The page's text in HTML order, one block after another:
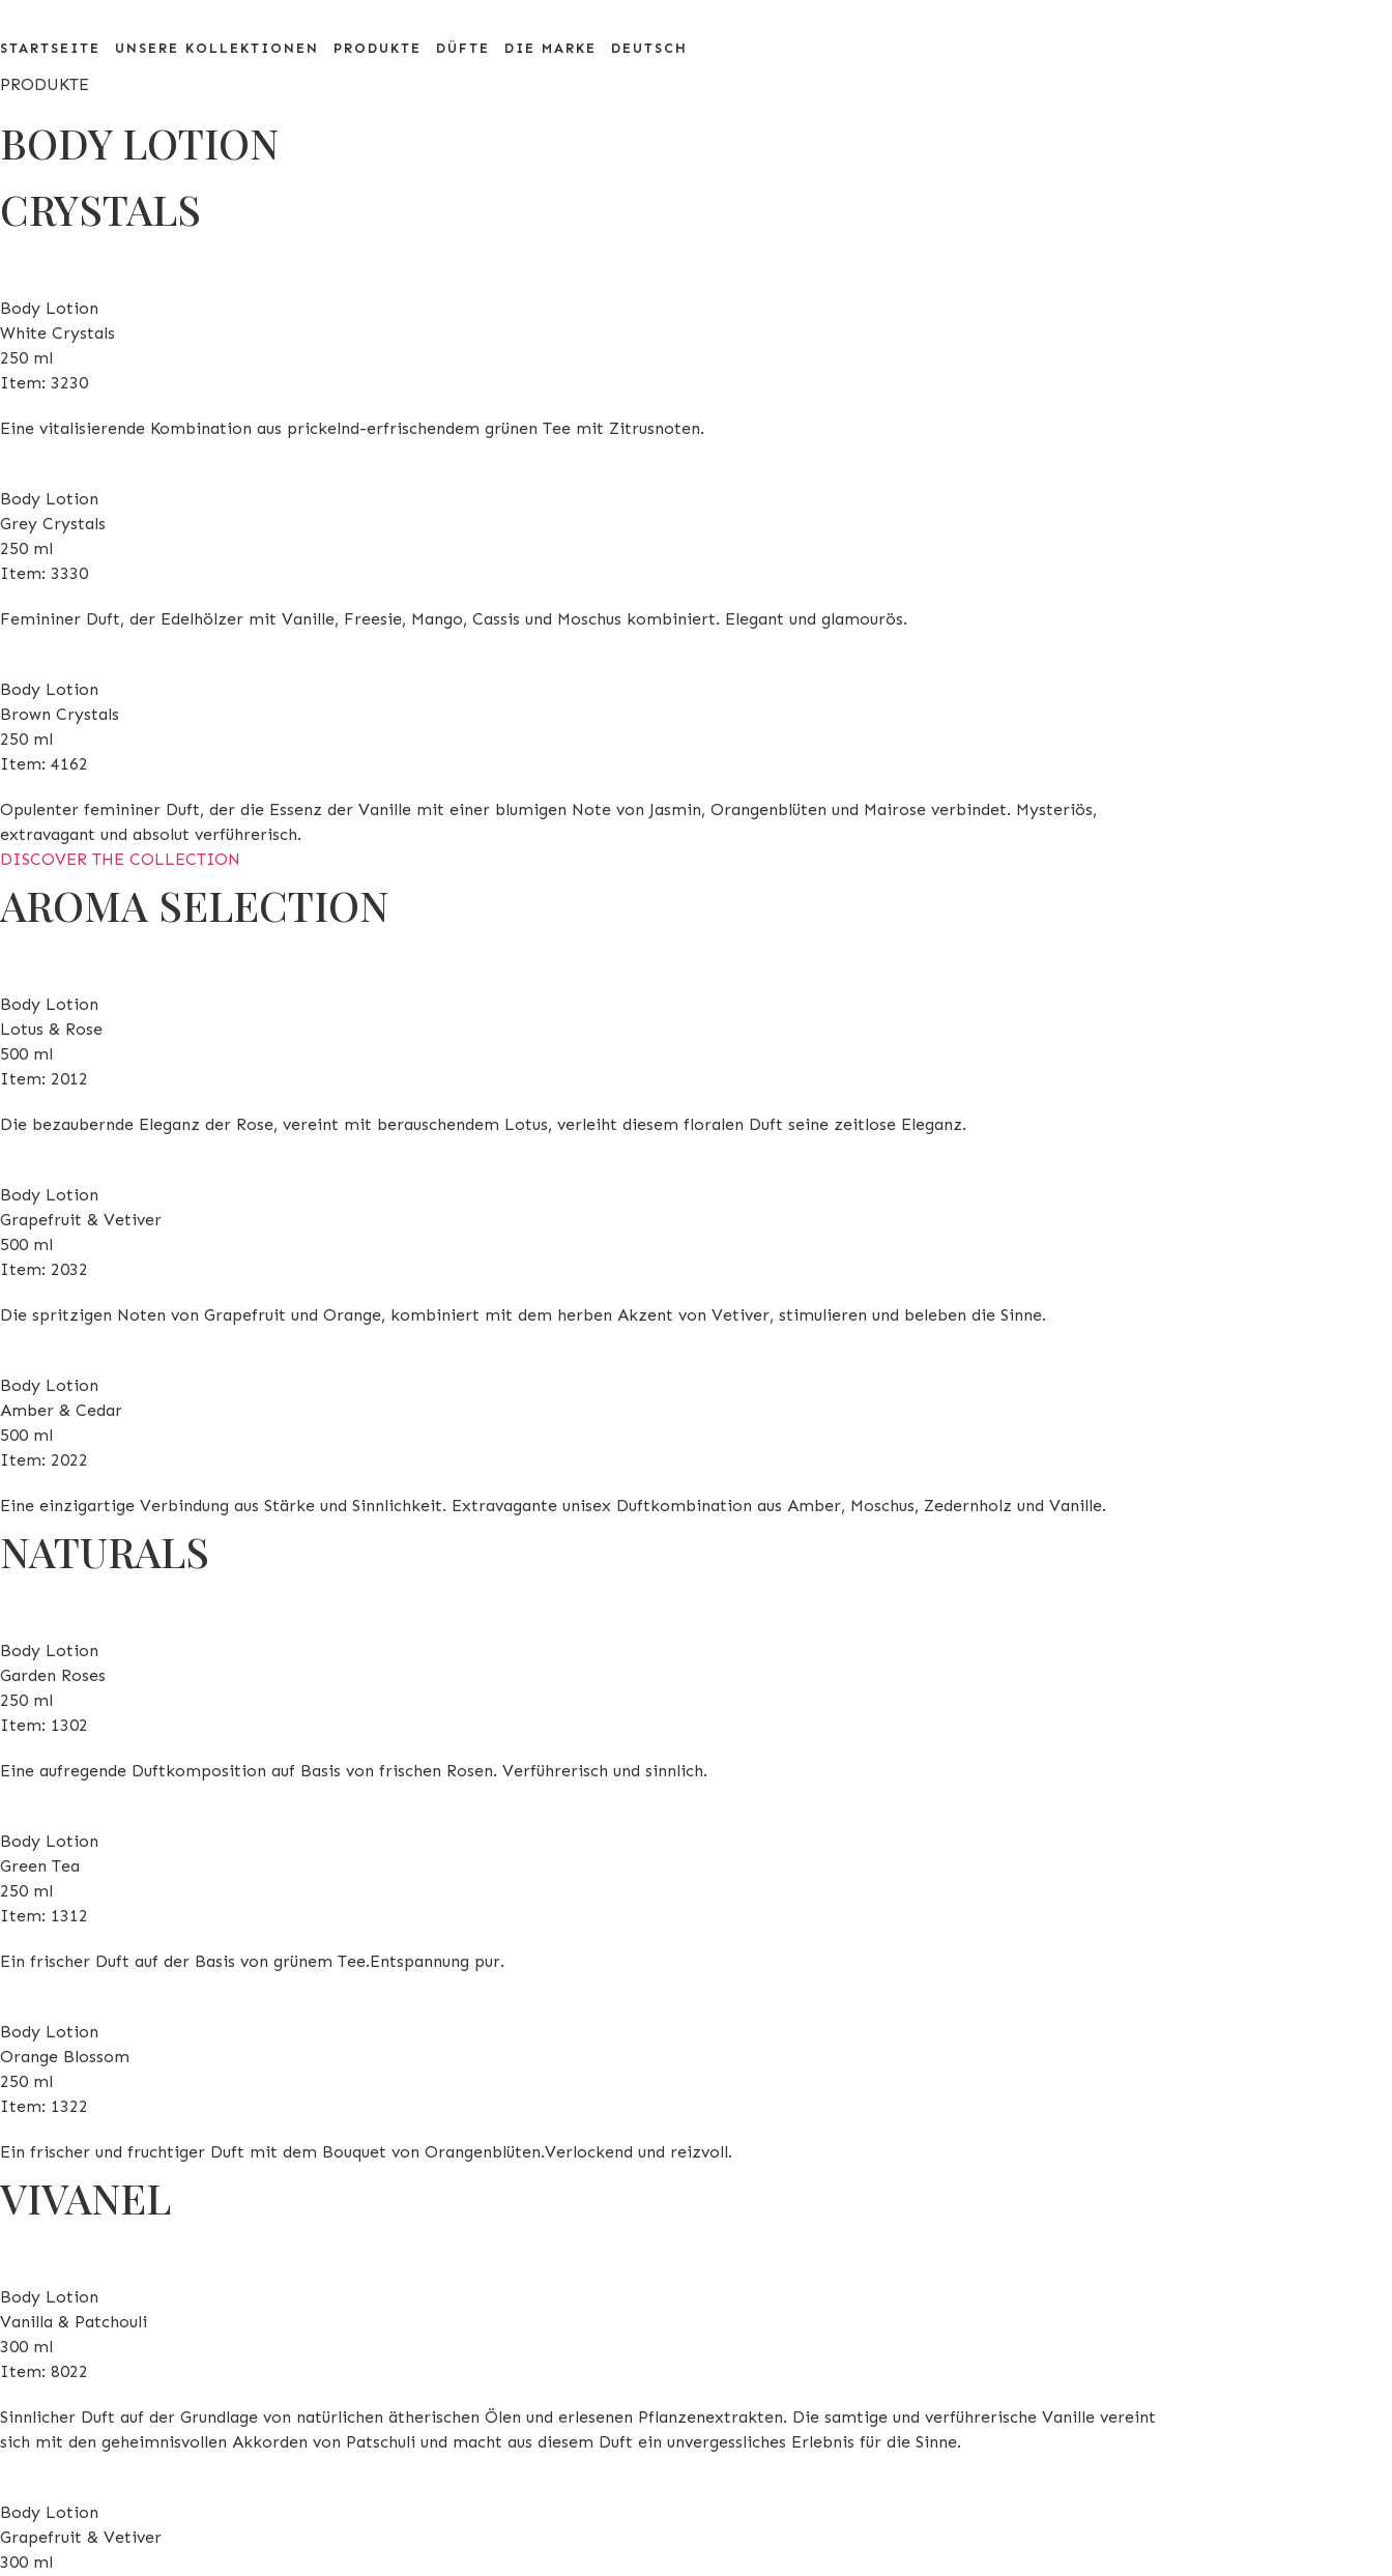
STARTSEITE UNSERE KOLLEKTIONEN PRODUKTE DÜFTE DIE MARKE DEUTSCH
PRODUKTE
BODY LOTION
CRYSTALS
Body Lotion
White Crystals
250 ml
Item: 3230
Eine vitalisierende Kombination aus prickelnd-erfrischendem grünen Tee mit Zitrusnoten.
Body Lotion
Grey Crystals
250 ml
Item: 3330
Femininer Duft, der Edelhölzer mit Vanille, Freesie, Mango, Cassis und Moschus kombiniert. Elegant und glamourös.
Body Lotion
Brown Crystals
250 ml
Item: 4162
Opulenter femininer Duft, der die Essenz der Vanille mit einer blumigen Note von Jasmin, Orangenblüten und Mairose verbindet. Mysteriös,
extravagant und absolut verführerisch.
DISCOVER THE COLLECTION
AROMA SELECTION
Body Lotion
Lotus & Rose
500 ml
Item: 2012
Die bezaubernde Eleganz der Rose, vereint mit berauschendem Lotus, verleiht diesem floralen Duft seine zeitlose Eleganz.
Body Lotion
Grapefruit & Vetiver
500 ml
Item: 2032
Die spritzigen Noten von Grapefruit und Orange, kombiniert mit dem herben Akzent von Vetiver, stimulieren und beleben die Sinne.
Body Lotion
Amber & Cedar
500 ml
Item: 2022
Eine einzigartige Verbindung aus Stärke und Sinnlichkeit. Extravagante unisex Duftkombination aus Amber, Moschus, Zedernholz und Vanille.
NATURALS
Body Lotion
Garden Roses
250 ml
Item: 1302
Eine aufregende Duftkomposition auf Basis von frischen Rosen. Verführerisch und sinnlich.
Body Lotion
Green Tea
250 ml
Item: 1312
Ein frischer Duft auf der Basis von grünem Tee.Entspannung pur.
Body Lotion
Orange Blossom
250 ml
Item: 1322
Ein frischer und fruchtiger Duft mit dem Bouquet von Orangenblüten.Verlockend und reizvoll.
VIVANEL
Body Lotion
Vanilla & Patchouli
300 ml
Item: 8022
Sinnlicher Duft auf der Grundlage von natürlichen ätherischen Ölen und erlesenen Pflanzenextrakten. Die samtige und verführerische Vanille vereint
sich mit den geheimnisvollen Akkorden von Patschuli und macht aus diesem Duft ein unvergessliches Erlebnis für die Sinne.
Body Lotion
Grapefruit & Vetiver
300 ml